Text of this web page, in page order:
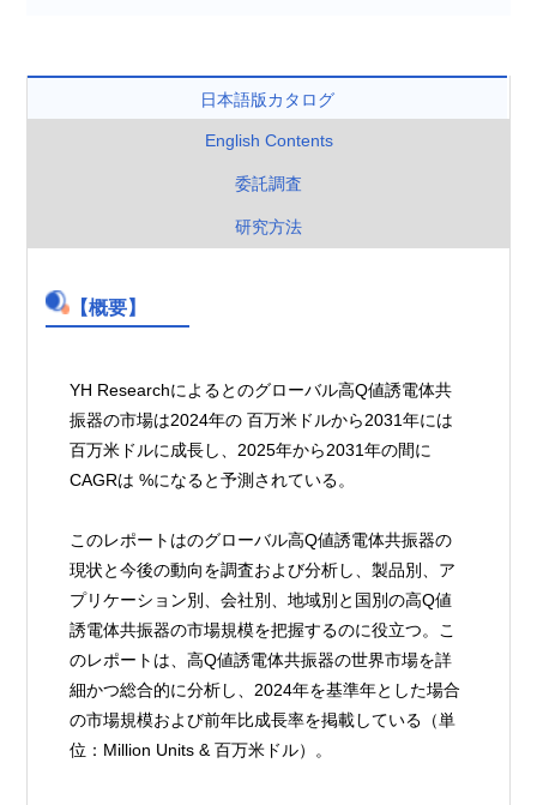
日本語版カタログ
English Contents
委託調査
研究方法
【概要】
YH Researchによるとのグローバル高Q値誘電体共
振器の市場は2024年の 百万米ドルから2031年には
百万米ドルに成長し、2025年から2031年の間に
CAGRは %になると予測されている。
このレポートはのグローバル高Q値誘電体共振器の
現状と今後の動向を調査および分析し、製品別、ア
プリケーション別、会社別、地域別と国別の高Q値
誘電体共振器の市場規模を把握するのに役立つ。こ
のレポートは、高Q値誘電体共振器の世界市場を詳
細かつ総合的に分析し、2024年を基準年とした場合
の市場規模および前年比成長率を掲載している（単
位：Million Units & 百万米ドル）。